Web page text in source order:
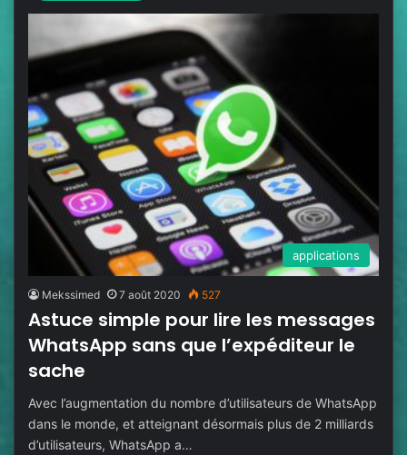
applications
Mekssimed 7 août 2020 527
Astuce simple pour lire les messages
WhatsApp sans que l’expéditeur le
sache
Avec l’augmentation du nombre d’utilisateurs de WhatsApp
dans le monde, et atteignant désormais plus de 2 milliards
d’utilisateurs, WhatsApp a…